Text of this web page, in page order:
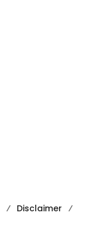
Disclaimer